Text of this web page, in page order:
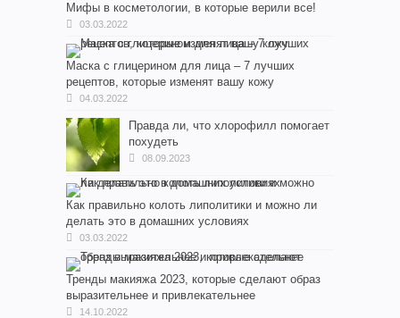
Мифы в косметологии, в которые верили все!
03.03.2022
Маска с глицерином для лица – 7 лучших
рецептов, которые изменят вашу кожу
04.03.2022
Правда ли, что хлорофилл помогает
похудеть
08.09.2023
Как правильно колоть липолитики и можно ли
делать это в домашних условиях
03.03.2022
Тренды макияжа 2023, которые сделают образ
выразительнее и привлекательнее
14.10.2022